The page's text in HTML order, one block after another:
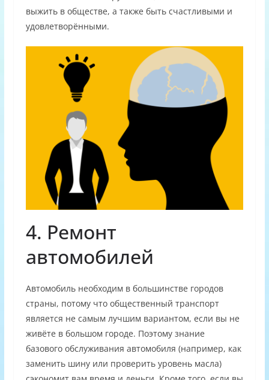
выжить в обществе, а также быть счастливыми и
удовлетворёнными.
4. Ремонт
автомобилей
Автомобиль необходим в большинстве городов
страны, потому что общественный транспорт
является не самым лучшим вариантом, если вы не
живёте в большом городе. Поэтому знание
базового обслуживания автомобиля (например, как
заменить шину или проверить уровень масла)